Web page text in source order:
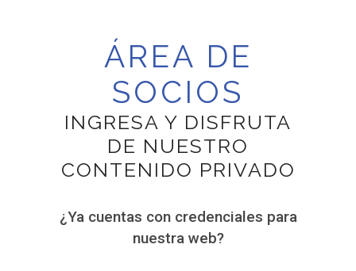
ÁREA DE
SOCIOS
INGRESA Y DISFRUTA
DE NUESTRO
CONTENIDO PRIVADO
¿Ya cuentas con credenciales para
nuestra web?